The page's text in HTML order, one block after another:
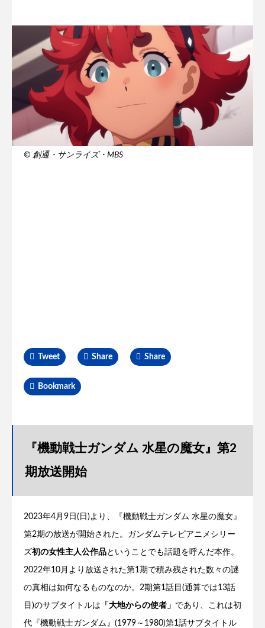
© 創通・サンライズ・MBS
Tweet Share Share
Bookmark
『機動戦士ガンダム 水星の魔女』第2
期放送開始
2023年4月9日(日)より、『機動戦士ガンダム 水星の魔女』
第2期の放送が開始された。ガンダムテレビアニメシリー
ズ初の女性主人公作品ということでも話題を呼んだ本作。
2022年10月より放送された第1期で積み残された数々の謎
の真相は如何なるものなのか。2期第1話目(通算では13話
目)のサブタイトルは 「大地からの使者」 であり、これは初
代『機動戦士ガンダム』(1979～1980)第1話サブタイトル